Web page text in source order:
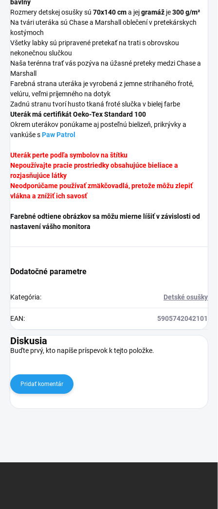
bavlny
Rozmery detskej osušky sú 70x140 cma jejgramáž je300 g/m²
Na tvári uteráka sú Chase a Marshall oblečení v pretekárskych
kostýmoch
Všetky labky sú pripravené pretekať na trati s obrovskou
nekonečnou slučkou
Naša terénna trať vás pozýva na úžasné preteky medzi Chase a
Marshall
Farebná strana uteráka je vyrobená z jemne strihaného froté,
velúru, veľmi príjemného na dotyk
Zadnú stranu tvorí husto tkaná froté slučka v bielej farbe
Uterák má certifikát Oeko-Tex Standard 100
Okrem uterákov ponúkame aj posteľnú bielizeň, prikrývky a
vankúše sPaw Patrol
Uterákperte podľa symbolov na štítku
Nepoužívajte pracie prostriedky obsahujúce bieliace a
rozjasňujúce látky
Neodporúčame používať zmäkčovadlá, pretože môžu zlepiť
vlákna a znížiť ich savosť
Farebné odtiene obrázkov sa môžu mierne líšiť v závislosti od
nastavení vášho monitora
Dodatočné parametre
Kategória: Detské osušky
EAN: 5905742042101
Diskusia
Buďte prvý, kto napíše príspevok k tejto položke.
Pridať komentár